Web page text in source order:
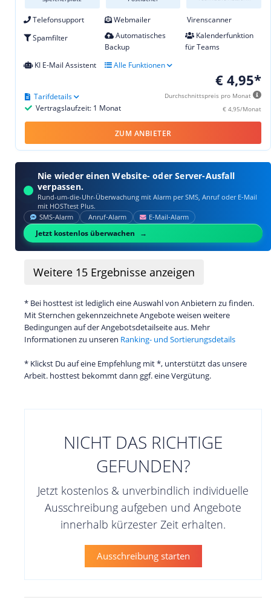
Telefonsupport Webmailer
Virenscanner
Spamfilter
Automatisches
Backup
Kalenderfunktion
für Teams
KI E-Mail Assistent
Alle Funktionen
€ 4,95*
Durchschnittspreis pro Monat
€ 4,95/Monat
Vertragslaufzeit: 1 Monat
Tarifdetails
ZUM ANBIETER
Nie wieder einen Website- oder Server-Ausfall
verpassen.
Rund-um-die-Uhr-Überwachung mit Alarm per SMS, Anruf oder E‑Mail
mit HOSTtest Plus.
SMS‑Alarm Anruf‑Alarm E‑Mail‑Alarm
Jetzt kostenlos überwachen
Weitere 15 Ergebnisse anzeigen
* Bei hosttest ist lediglich eine Auswahl von Anbietern zu finden.
Mit Sternchen gekennzeichnete Angebote weisen weitere
Bedingungen auf der Angebotsdetailseite aus. Mehr
Informationen zu unseren Ranking- und Sortierungsdetails
* Klickst Du auf eine Empfehlung mit *, unterstützt das unsere
Arbeit. hosttest bekommt dann ggf. eine Vergütung.
NICHT DAS RICHTIGE
GEFUNDEN?
Jetzt kostenlos & unverbindlich individuelle
Ausschreibung aufgeben und Angebote
innerhalb kürzester Zeit erhalten.
Ausschreibung starten